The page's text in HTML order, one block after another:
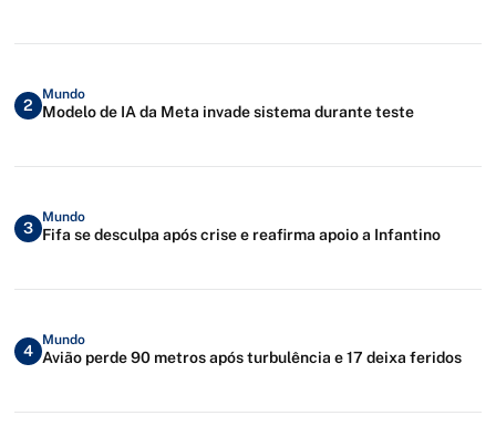
2
Mundo
Modelo de IA da Meta invade sistema durante teste
3
Mundo
Fifa se desculpa após crise e reafirma apoio a Infantino
4
Mundo
Avião perde 90 metros após turbulência e 17 deixa feridos